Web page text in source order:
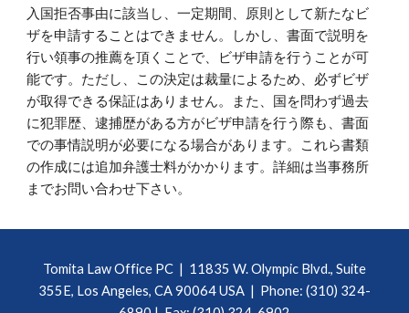
入国拒否事由に該当し、一定期間、原則として新たなビ
ザを申請することはできません。しかし、書面で説明を
行い領事の推薦を頂くことで、ビザ申請を行うことが可
能です。ただし、この決定は裁量によるため、必ずビザ
が取得できる保証はありません。また、国を問わず過去
に犯罪歴、逮捕歴がある方がビザ申請を行う際も、書面
での事情説明が必要になる場合があります。これら書類
の作成には追加弁護士料がかかります。詳細は当事務所
までお問い合わせ下さい。
Tomita Law Office PC | 11835 W. Olympic Blvd., Suite
355E, Los Angeles, CA 90064 USA | Phone: (310) 324-